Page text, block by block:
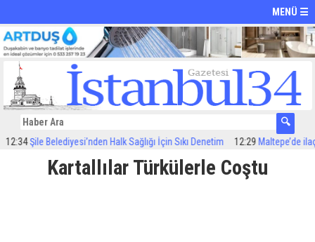
MENÜ ☰
Şile Belediyesi’nden Halk Sağlığı İçin Sıkı Denetim 12:29 Maltepe’de
Kartallılar Türkülerle Coştu